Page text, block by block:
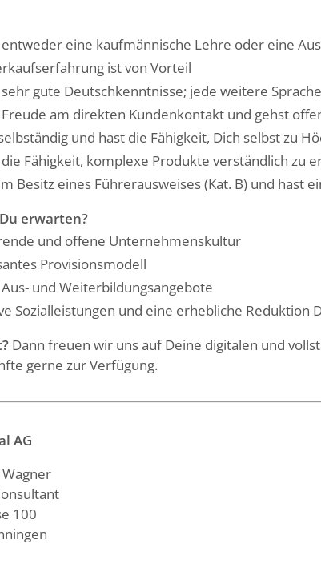
eine kaufmännische Lehre oder eine
ist von Vorteil
gute Deutschkenntnisse; jede weitere
Freude am direkten Kundenkontakt und gehst
und hast die Fähigkeit, Dich selbst zu
Fähigkeit, komplexe Produkte verständlich zu
Besitz eines Führerausweises (Kat. B) und hast
erwarten?
und offene Unternehmenskultur
Provisionsmodell
und Weiterbildungsangebote
Sozialleistungen und eine erhebliche Reduktion
Dann freuen wir uns auf Deine digitalen und
gerne zur Verfügung.
AG
100